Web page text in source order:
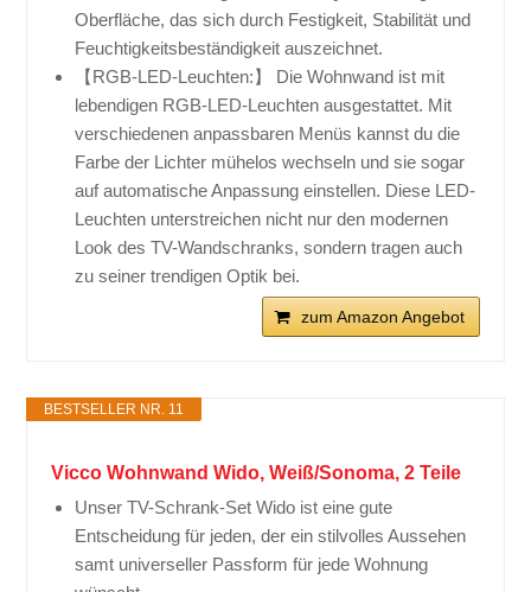
Oberfläche, das sich durch Festigkeit, Stabilität und
Feuchtigkeitsbeständigkeit auszeichnet.
【RGB-LED-Leuchten:】 Die Wohnwand ist mit
lebendigen RGB-LED-Leuchten ausgestattet. Mit
verschiedenen anpassbaren Menüs kannst du die
Farbe der Lichter mühelos wechseln und sie sogar
auf automatische Anpassung einstellen. Diese LED-
Leuchten unterstreichen nicht nur den modernen
Look des TV-Wandschranks, sondern tragen auch
zu seiner trendigen Optik bei.
zum Amazon Angebot
BESTSELLER NR. 11
Vicco Wohnwand Wido, Weiß/Sonoma, 2 Teile
Unser TV-Schrank-Set Wido ist eine gute
Entscheidung für jeden, der ein stilvolles Aussehen
samt universeller Passform für jede Wohnung